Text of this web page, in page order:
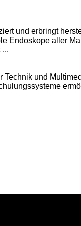
und erbringt
Endoskope aller
und